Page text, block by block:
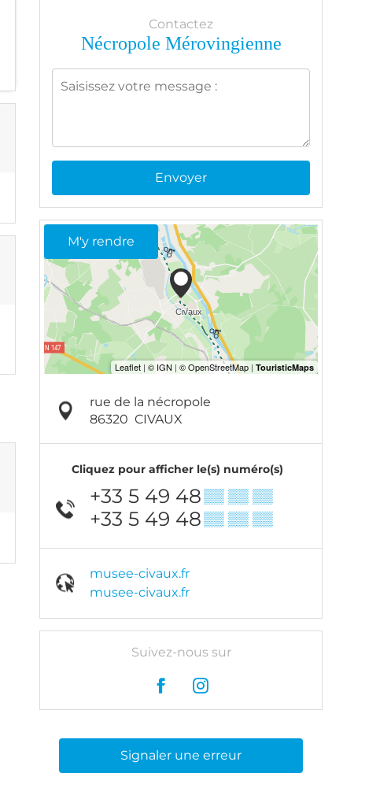
Contactez
Nécropole Mérovingienne
Envoyer
M'y rendre
rue de la nécropole
86320 CIVAUX
Cliquez pour afficher le(s) numéro(s)
+33 5 49 48▒▒ ▒▒ ▒▒
+33 5 49 48▒▒ ▒▒ ▒▒
musee-civaux.fr
musee-civaux.fr
Suivez-nous sur
Signaler une erreur